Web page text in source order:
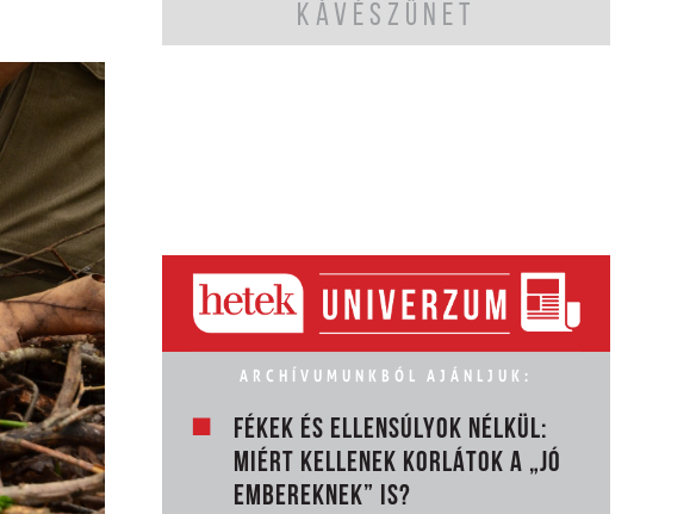
KÁVÉSZÜNET
ARCHÍVUMUNKBÓL AJÁNLJUK:
FÉKEK ÉS ELLENSÚLYOK NÉLKÜL:
MIÉRT KELLENEK KORLÁTOK A „JÓ
EMBEREKNEK” IS?